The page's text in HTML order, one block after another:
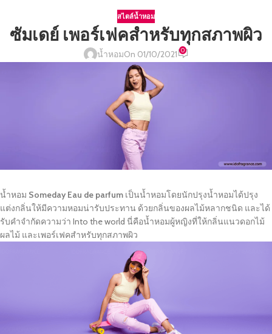
สไตล์น้ำหอม
ซัมเดย์ เพอร์เฟคสำหรับทุกสภาพผิว
น้ำหอมOn 01/10/2021 0
น้ำหอม Someday Eau de parfum เป็นน้ำหอมโดยนักปรุงน้ำหอมได้ปรุง
แต่งกลิ่นให้มีความหอมน่ารับประทาน ด้วยกลิ่นของผลไม้หลากชนิด และได้
รับคำจำกัดความว่า Into the world นี่คือน้ำหอมผู้หญิงที่ให้กลิ่นแนวดอกไม้
ผลไม้ และเพอร์เฟคสำหรับทุกสภาพผิว